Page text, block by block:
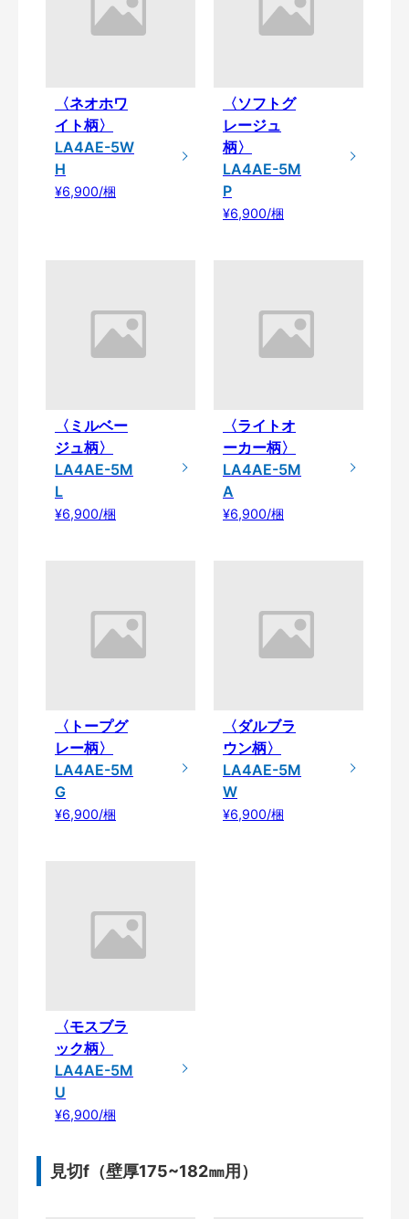
〈ネオホワ
イト柄〉
LA4AE-5W
H
¥6,900/梱
〈ソフトグ
レージュ
柄〉
LA4AE-5M
P
¥6,900/梱
〈ミルベー
ジュ柄〉
LA4AE-5M
L
¥6,900/梱
〈ライトオ
ーカー柄〉
LA4AE-5M
A
¥6,900/梱
〈トープグ
レー柄〉
LA4AE-5M
G
¥6,900/梱
〈ダルブラ
ウン柄〉
LA4AE-5M
W
¥6,900/梱
〈モスブラ
ック柄〉
LA4AE-5M
U
¥6,900/梱
見切f（壁厚175~182㎜用）